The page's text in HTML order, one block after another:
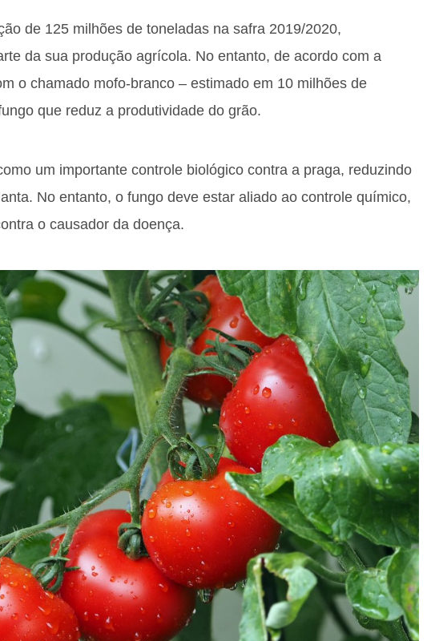
de 125 milhões de toneladas na safra 2019/2020,
da sua produção agrícola. No entanto, de acordo com a
o chamado mofo-branco – estimado em 10 milhões de
que reduz a produtividade do grão.
um importante controle biológico contra a praga, reduzindo
No entanto, o fungo deve estar aliado ao controle químico,
o causador da doença.